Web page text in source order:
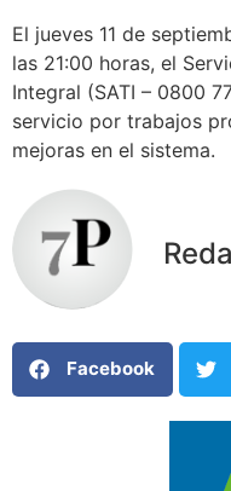
El jueves 11 de
las 21:00 horas, el
Integral (SATI – 0800
servicio por trabajos
mejoras en el sistema.
Facebook